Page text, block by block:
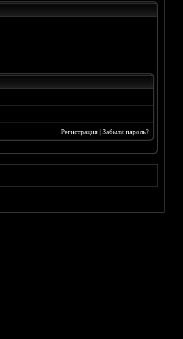
Регистрация| Забыли пароль?